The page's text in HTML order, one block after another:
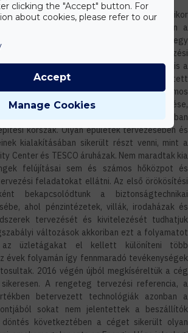
rendszerváltás utűn történt, amikor
nyílt arra, hogy újra bekapcsolódjon a
Ebben az időben az alapító mérnökök egy
létre és elsődlegesen műszaki tervezési
A cégnek ezt az irányát már akkor is a
a magas szaktudás jellemezte, így kerülhetett
elnyerésére, mint az országház elektromos
és kábeltévé hálózatok tervezése,
A tőke megérkezésével az országban
korszak. Olyan épületek tervezésében és
kialakításában sikerült részt venni, mint a
Center és TESCO áruházak. Nem maradtak kia
felújításai sem és számos hőközpot és
feladatokat ellátni. Az első örökösítési
bekapcsolódtunk a biztonságtechnikai
ahol pénzintézetek, villák, irodaházak és
tervezését és kivitelezését tudhatjuk
változások akkoriban ezt a folyamatot
üzletágakat el kellett különíteni több
évek folyamán így fennmaradó tevékenységek
2016 végén újból megkíséreltük a cég
A rengeteg tervezési referencia, a
betervezett technológiák azonban a
sokat nem jelentettek a beszállítók
döntés következtében a céget sikerült olyan
clicking the "Accept" button. For
about cookies, please refer to our
Manage Cookies
Accept